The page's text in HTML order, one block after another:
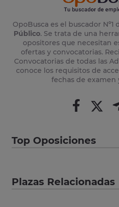
OpoBusca es el buscador Nº1
Público. Se trata de una
opositores que necesitan
ofertas y convocatorias.
Convocatorias de todas las
conoce los requisitos de
fechas de examen
Top Oposiciones
Plazas Relacionadas